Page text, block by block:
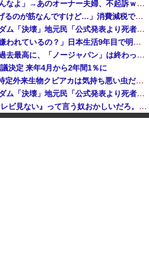
「コンビニ、馬鹿にすんなよ」→あのオーナー夫婦、不起訴ｗｗｗｗｗｗｗｗｗ
【消費税率1％】 「下げるのが筋なんですけど…」消費減税で値下がりする分と同じだけ商品を値上げして店頭価格を変えない店も
中国「大洪水！」中国ダム「決壊」地元民「公式発表より死者多い！」中国政府「住民拘束！（安否不明」中国当局「救助隊動画も削除」台風13号「三峡ダム接近中」→
「中国人ってこんなに嫌われているの？」日本生活9年目で明かす本心！
韓国人の対日好感度が過去最高に、「ノージャパン」は終わった？＝ネット「中国より100倍いい」
決定 来年4月から2年間1％に
【予算100万】 市長「特定外来生物クビアカは気持ち悪い虫だしそんな需要ないと思う」1匹300円相当の報奨金→初日に42万取られ焦り
中国「大洪水！」中国ダム「決壊」地元民「公式発表より死者多い！」中国政府「住民拘束！（安否不明」中国当局「救助隊動画も削除」台風13号「三峡ダム接近中」→
【正論】 有吉「『俺テレビ見ない』って言う奴おかしいだろ。団子屋で『団子食べない』って言うか？」
世界初の超伝導量子熱機関…燃料もピストンもない量子エンジンが回った！